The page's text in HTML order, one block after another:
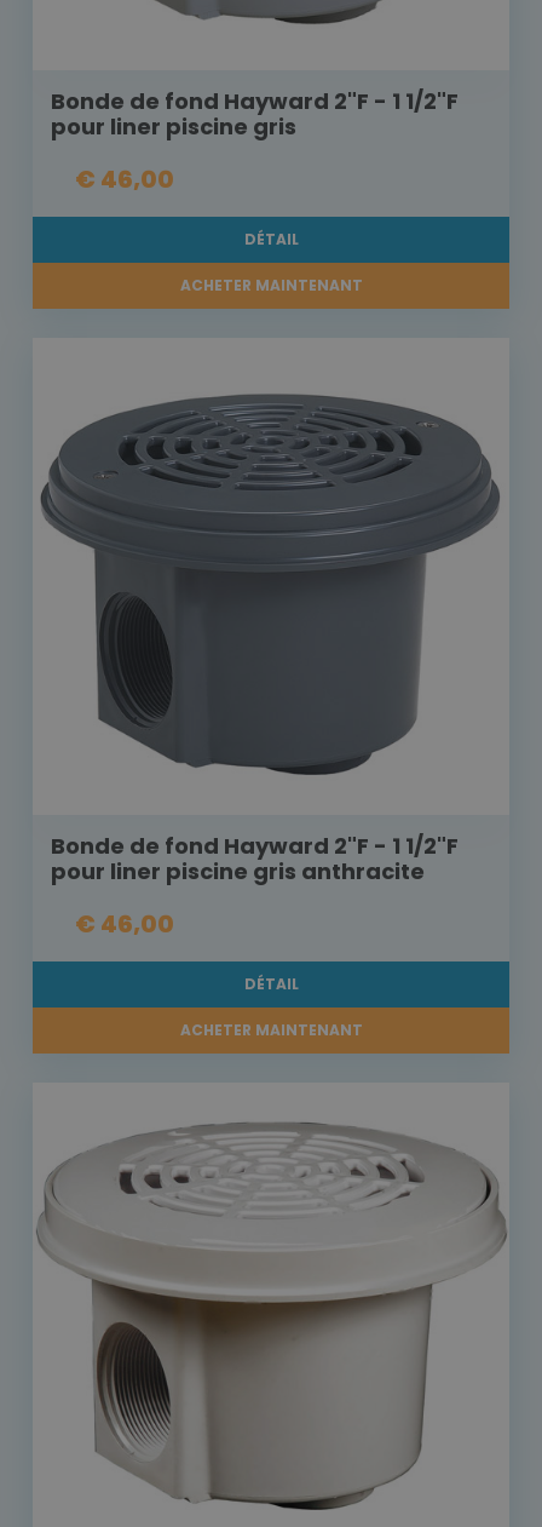
Bonde de fond Hayward 2"F - 1 1/2"F
pour liner piscine gris
€ 46,00
DÉTAIL
ACHETER MAINTENANT
Bonde de fond Hayward 2"F - 1 1/2"F
pour liner piscine gris anthracite
€ 46,00
DÉTAIL
ACHETER MAINTENANT